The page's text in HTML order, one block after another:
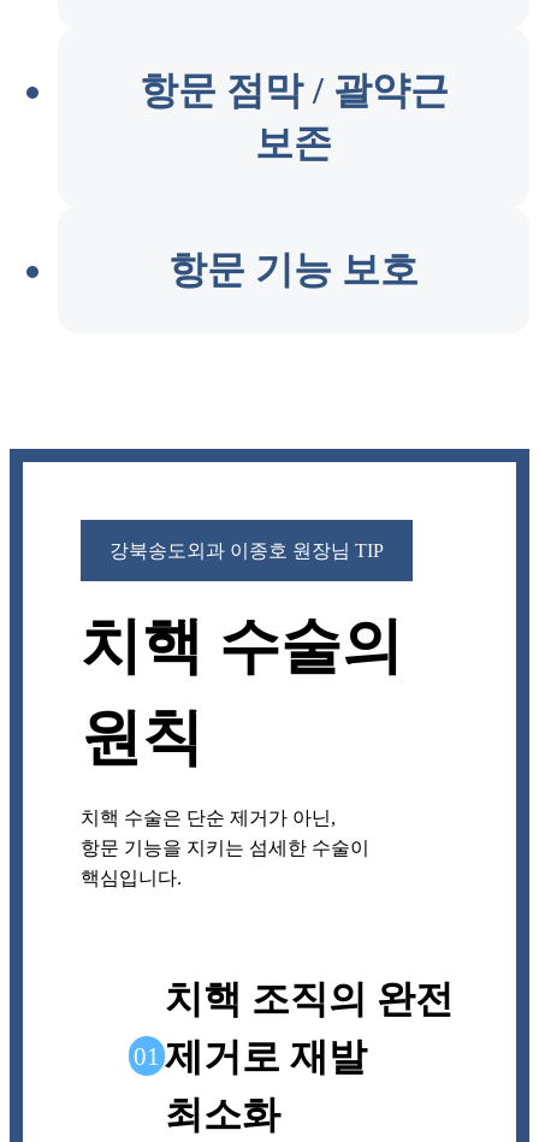
항문 점막 / 괄약근
보존
항문 기능 보호
강북송도외과 이종호 원장님 TIP
치핵 수술의
원칙
치핵 수술은 단순 제거가 아닌,
항문 기능을 지키는 섬세한 수술이
핵심입니다.
01
치핵 조직의 완전
제거로 재발
최소화